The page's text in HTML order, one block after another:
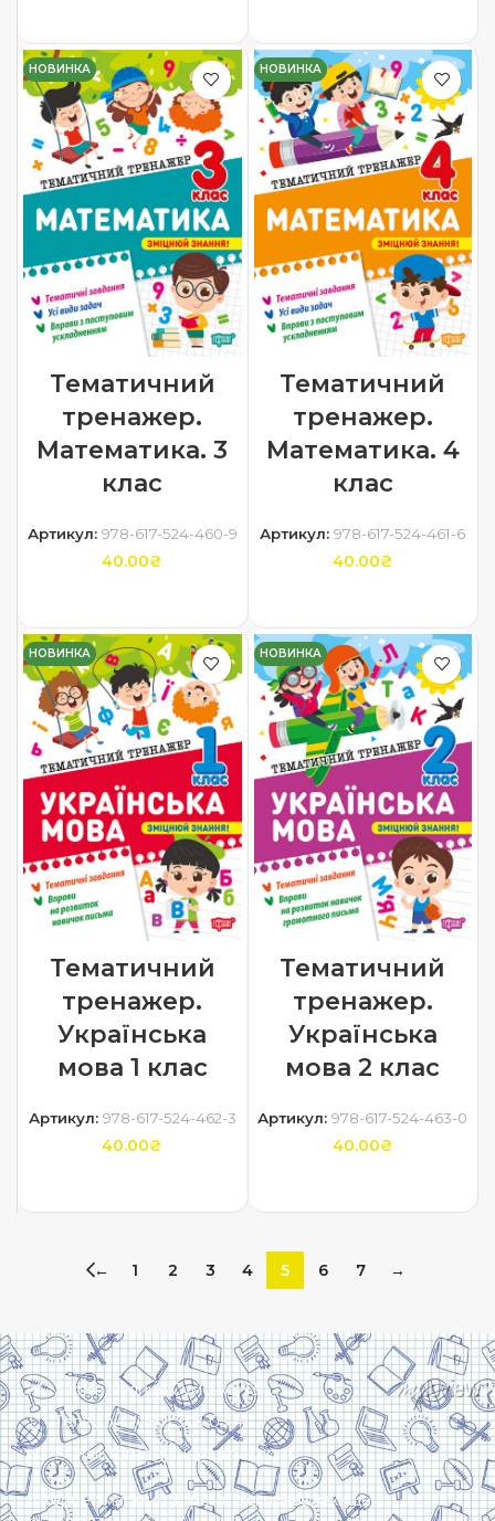
НОВИНКА
Тематичний
тренажер.
Математика. 3
клас
Артикул: 978-617-524-460-9
40.00₴
НОВИНКА
Тематичний
тренажер.
Математика. 4
клас
Артикул:978-617-524-461-6
40.00₴
НОВИНКА
Тематичний
тренажер.
Українська
мова 1 клас
Артикул: 978-617-524-462-3
40.00₴
НОВИНКА
Тематичний
тренажер.
Українська
мова 2 клас
Артикул:978-617-524-463-0
40.00₴
← 1 2 3 4 5 6 7 →
Харків, вулиця Сумська, 13
Телефон: (050) 305-05-41
E-Mail: torsingplus@gmail.com
Інтернет-магазин Торсінг. Усі права захищені